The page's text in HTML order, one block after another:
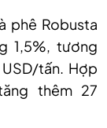
phê Robusta
1,5%, tương
tấn. Hợp
thêm 27